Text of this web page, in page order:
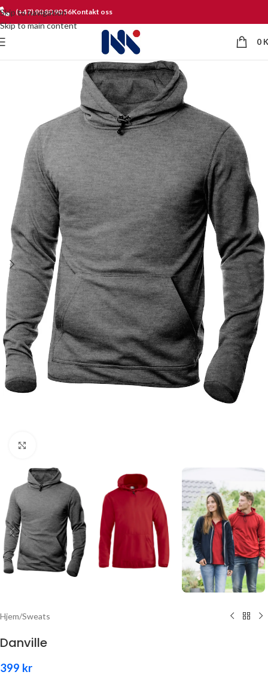
Skip to navigation
Skip to main content
(+47) 90 80 90 56Kontakt oss
0
Hjem/Sweats
Danville
399 kr